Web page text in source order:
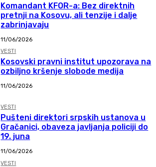
Komandant KFOR-a: Bez direktnih
pretnji na Kosovu, ali tenzije i dalje
zabrinjavaju
11/06/2026
VESTI
Kosovski pravni institut upozorava na
ozbiljno kršenje slobode medija
11/06/2026
VESTI
Pušteni direktori srpskih ustanova u
Gračanici, obaveza javljanja policiji do
19. juna
11/06/2026
VESTI